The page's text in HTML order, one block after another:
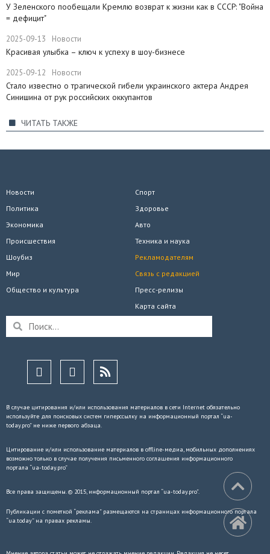
​У Зеленского пообещали Кремлю возврат к жизни как в СССР: "Война
= дефицит"
2025-09-13 Новости
Красивая улыбка – ключ к успеху в шоу-бизнесе
2025-09-12 Новости
Стало известно о трагической гибели украинского актера Андрея
Синишина от рук российских оккупантов
ЧИТАТЬ ТАКЖЕ
Новости
Политика
Экономика
Происшествия
Спорт
Здоровье
Авто
Техника и наука
Шоубиз
Мир
Общество и культура
Рекламодателям
Связь с редакцией
Пресс-релизы
Карта сайта
В случае цитирования и/или использования материалов в сети Internet обязательно
используйте для поисковых систем гиперссылку на информационный портал “ua-
today.pro” не ниже первого абзаца.
Цитирование и/или использование материалов в offline-медиа, мобильных дополнениях
возможно только в случае получения письменного соглашения информационного
портала “ua-today.pro”
Все права защищены. © 2015, информационный портал “ua-today.pro”.
Публикации с пометкой “реклама” размещаются на страницах информационного портала
“ua.today” на правах рекламы.